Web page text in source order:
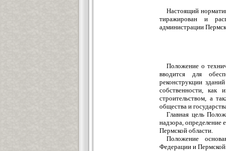
Настоящий
тиражирован и
администрации
Положение о
вводится для
реконструкции
собственности,
строительством, а
общества и
Главная цель
надзора, определение
Пермской области.
Положение
Федерации и Пермской